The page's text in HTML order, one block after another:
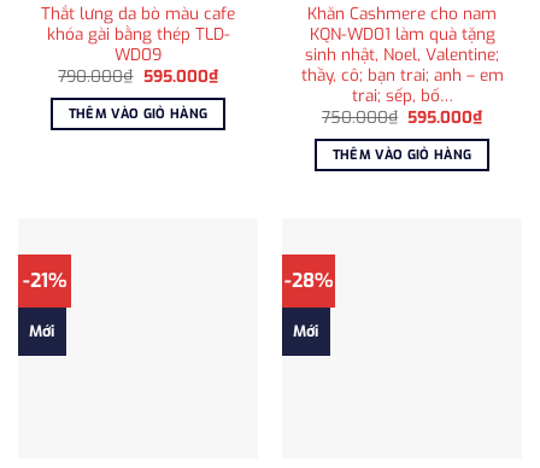
Thắt lưng da bò màu cafe
khóa gài bằng thép TLD-
WD09
790.000₫ Giá
là:
790.000₫.
595.000₫Giá
hiện
tại
595.000₫.
THÊM VÀO GIỎ HÀNG
Khăn Cashmere cho nam
KQN-WD01 làm quà tặng
sinh nhật, Noel, Valentine;
thầy, cô; bạn trai; anh – em
trai; sếp, bố…
750.000₫ Giá
là:
750.000₫.
595.000₫Giá
hiện
tại
THÊM VÀO GIỎ HÀNG
-21%
Mới
-28%
Mới